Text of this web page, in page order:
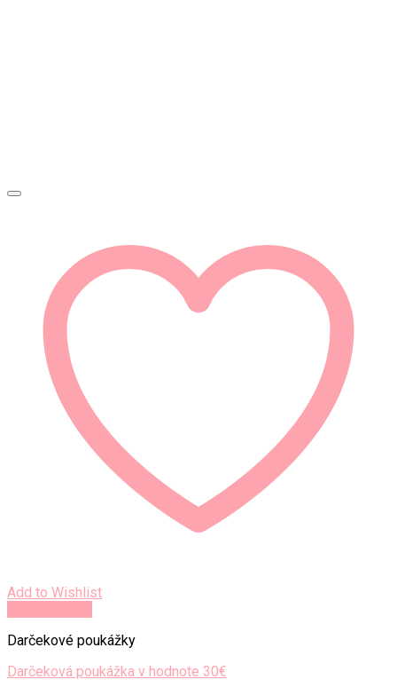
Add to Wishlist
Darčekové poukážky
Darčeková poukážka v hodnote 30€